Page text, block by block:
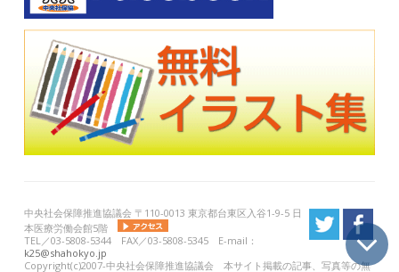
中央社会保障推進協議会 〒110-0013 東京都台東区入谷1-9-5 日
本医療労働会館5階
TEL／03-5808-5344 FAX／03-5808-5345 E-mail：
k25@shahokyo.jp
Copyright(c)2007-中央社会保障推進協議会 本サイト掲載の記事、写真等の無